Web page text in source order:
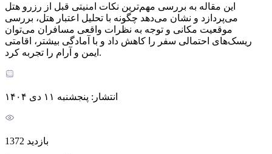
این مقاله به بررسی مهم‌ترین نکات امنیتی قبل از رزرو هتل
می‌پردازد و نشان می‌دهد چگونه با تحلیل اعتبار هتل، بررسی
موقعیت مکانی و توجه به نظرات واقعی مسافران می‌توان
ریسک‌های احتمالی سفر را کاهش داد و با آمادگی بیشتر، اقامتی
ایمن و آرام را تجربه کرد.
انتشار: پنجشنبه ۱۱ دی ۱۴۰۴
بازدید 1372